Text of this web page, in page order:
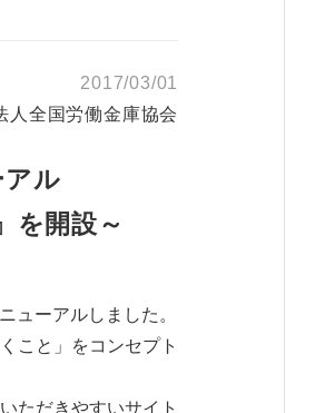
2017/03/01
人全国労働金庫協会
アル
を開設～
ューアルしました。
こと」をコンセプト
ただきやすいサイト